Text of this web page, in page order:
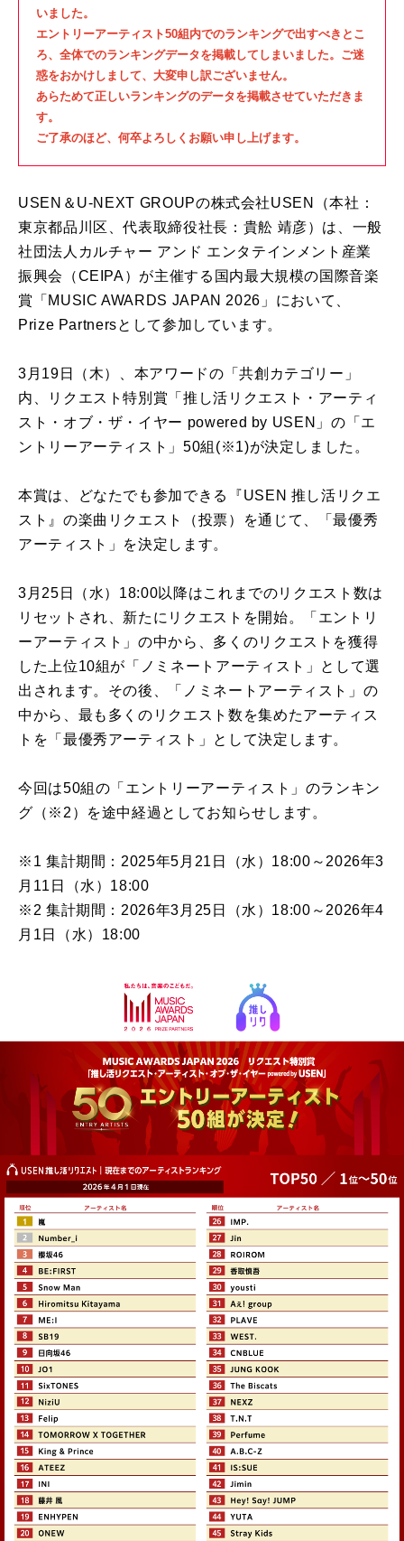
いました。
エントリーアーティスト50組内でのランキングで出すべきとこ
ろ、全体でのランキングデータを掲載してしまいました。 ご迷
惑をおかけしまして、大変申し訳ございません。
あらためて正しいランキングのデータを掲載させていただきま
す。
ご了承のほど、何卒よろしくお願い申し上げます。
USEN＆U-NEXT GROUPの株式会社USEN（本社：
東京都品川区、代表取締役社長：貴舩 靖彦）は、一般
社団法人カルチャー アンド エンタテインメント産業
振興会（CEIPA）が主催する国内最大規模の国際音楽
賞「MUSIC AWARDS JAPAN 2026」において、
Prize Partnersとして参加しています。
3月19日（木）、本アワードの「共創カテゴリー」
内、リクエスト特別賞「推し活リクエスト・アーティ
スト・オブ・ザ・イヤー powered by USEN」の「エ
ントリーアーティスト」50組(※1)が決定しました。
本賞は、どなたでも参加できる『USEN 推し活リクエ
スト』の楽曲リクエスト（投票）を通じて、「最優秀
アーティスト」を決定します。
3月25日（水）18:00以降はこれまでのリクエスト数は
リセットされ、新たにリクエストを開始。「エントリ
ーアーティスト」の中から、多くのリクエストを獲得
した上位10組が「ノミネートアーティスト」として選
出されます。その後、「ノミネートアーティスト」の
中から、最も多くのリクエスト数を集めたアーティス
トを「最優秀アーティスト」として決定します。
今回は50組の「エントリーアーティスト」のランキン
グ（※2）を途中経過としてお知らせします。
※1 集計期間：2025年5月21日（水）18:00～2026年3
月11日（水）18:00
※2 集計期間：2026年3月25日（水）18:00～2026年4
月1日（水）18:00